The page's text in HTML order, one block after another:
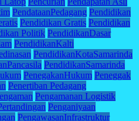
PendataanPedagang Pendidikan
Pendidikan Gratis Pendidikan
Politik PendidikanDasar
PendidikanKalti
PendidikanKotaSamarinda
PendidikanSamarinda
PenegakanHukum Peneggak
Penertiban Pedagang
Pengamanan Logistik
Penganiyaan
PengawasanInfrastruktur